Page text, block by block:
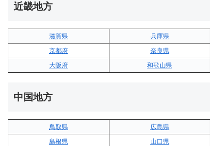
近畿地方
滋賀県
兵庫県
京都府
奈良県
大阪府
和歌山県
中国地方
鳥取県
広島県
島根県
山口県